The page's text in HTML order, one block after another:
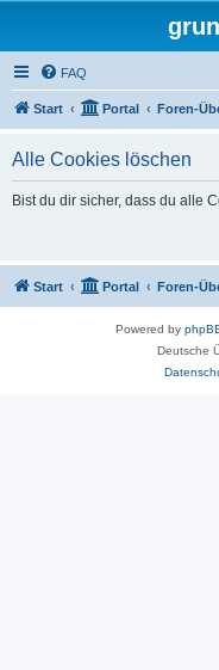
FAQ
Start Portal Foren-
Alle Cookies löschen
Bist du dir sicher, dass du alle
Start Portal Foren-
Powered by
Deutsche